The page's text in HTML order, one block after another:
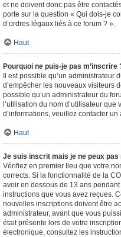
et ne doivent donc pas être
porte sur la question « Qui dois-je
d’ordres légaux liés à ce forum ? ».
Haut
Pourquoi ne puis-je pas m’inscrire
Il est possible qu’un
d’empêcher les nouveaux visiteurs
possible qu’un administrateur du
l’utilisation du nom d’utilisateur
d’informations, veuillez contacter
Haut
Je suis inscrit mais je ne peux pas
Vérifiez en premier lieu que votre
corrects. Si la fonctionnalité de la
avoir en dessous de 13 ans
instructions que vous avez reçues.
nouvelles inscriptions doivent être
administrateur, avant que vous
était présente lors de votre
électronique, consultez les